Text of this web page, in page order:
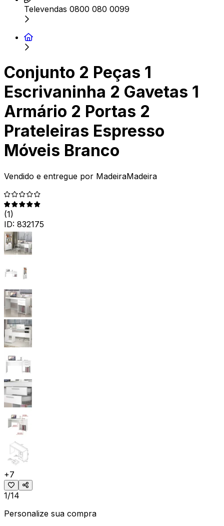
Televendas 0800 080 0099
Conjunto 2 Peças 1
Escrivaninha 2 Gavetas 1
Armário 2 Portas 2
Prateleiras Espresso
Móveis Branco
Vendido e entregue por MadeiraMadeira
(1)
ID: 832175
+7
1/14
Personalize sua compra